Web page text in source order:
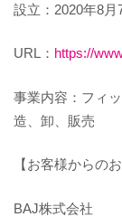
設立：2020年8月
URL： https://
事業内容：フィ
造、卸、販売
【お客様からの
BAJ株式会社